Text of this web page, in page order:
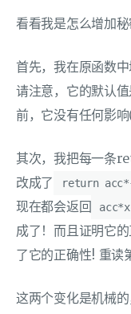
看看我是怎么增加秘
首先，我在原函数
请注意，它的默认
前，它没有任何影
其次，我把每一条
改成了 return
现在都会返回
acc*x
成了！而且证明它
了它的正确性! 重读
这两个变化是机械